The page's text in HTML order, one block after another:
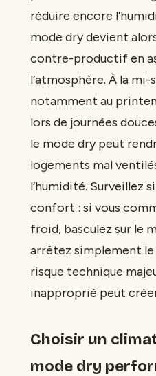
réduire encore
mode dry devient
contre-productif en
l’atmosphère. À la
notamment au
lors de journées
le mode dry peut
logements mal
l’humidité. Surveillez
confort : si vous
froid, basculez sur le
arrêtez simplement
risque technique
inapproprié peut
Choisir un
mode dry